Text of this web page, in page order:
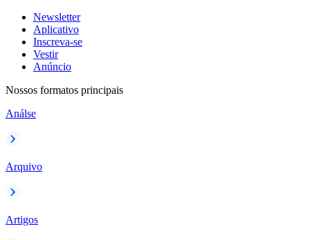
Newsletter
Aplicativo
Inscreva-se
Vestir
Anúncio
Nossos formatos principais
Análse
Arquivo
Artigos